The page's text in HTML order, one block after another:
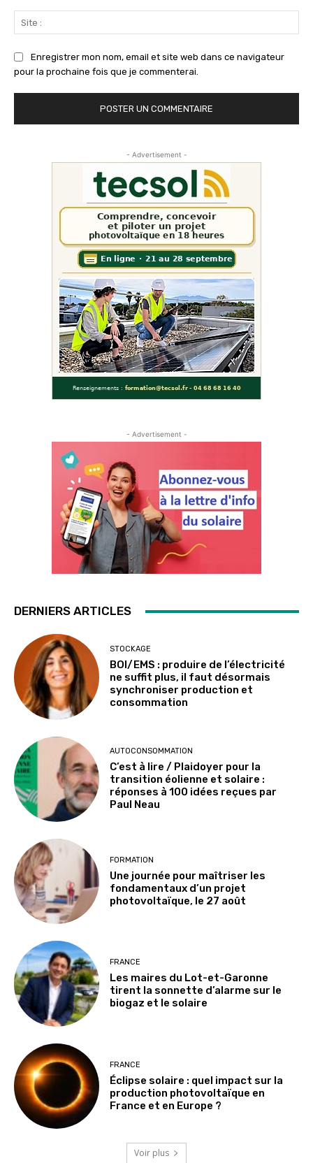
:
Enregistrer mon nom, email et site web dans ce navigateur
pour la prochaine fois que je commenterai.
- Advertisement -
- Advertisement -
DERNIERS ARTICLES
STOCKAGE
BOI/EMS : produire de l’électricité
ne suffit plus, il faut désormais
synchroniser production et
consommation
AUTOCONSOMMATION
C’est à lire / Plaidoyer pour la
transition éolienne et solaire :
réponses à 100 idées reçues par
Paul Neau
FORMATION
Une journée pour maîtriser les
fondamentaux d’un projet
photovoltaïque, le 27 août
FRANCE
Les maires du Lot-et-Garonne
tirent la sonnette d’alarme sur le
biogaz et le solaire
FRANCE
Éclipse solaire : quel impact sur la
production photovoltaïque en
France et en Europe ?
Voir plus